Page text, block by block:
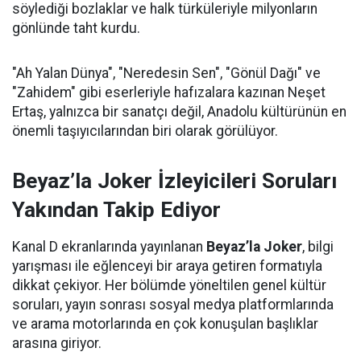
söylediği bozlaklar ve halk türküleriyle milyonların
gönlünde taht kurdu.
"Ah Yalan Dünya", "Neredesin Sen", "Gönül Dağı" ve
"Zahidem" gibi eserleriyle hafızalara kazınan Neşet
Ertaş, yalnızca bir sanatçı değil, Anadolu kültürünün en
önemli taşıyıcılarından biri olarak görülüyor.
Beyaz’la Joker İzleyicileri Soruları
Yakından Takip Ediyor
Kanal D ekranlarında yayınlanan Beyaz’la Joker, bilgi
yarışması ile eğlenceyi bir araya getiren formatıyla
dikkat çekiyor. Her bölümde yöneltilen genel kültür
soruları, yayın sonrası sosyal medya platformlarında
ve arama motorlarında en çok konuşulan başlıklar
arasına giriyor.